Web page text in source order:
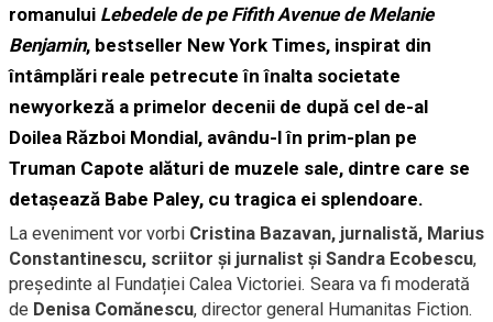
romanului Lebedele de pe Fifith Avenue de Melanie
Benjamin, bestseller New York Times, inspirat din
întâmplări reale petrecute în înalta societate
newyorkeză a primelor decenii de după cel de-al
Doilea Război Mondial, avându-l în prim-plan pe
Truman Capote alături de muzele sale, dintre care se
detașează Babe Paley, cu tragica ei splendoare.
La eveniment vor vorbi Cristina Bazavan, jurnalistă, Marius
Constantinescu, scriitor și jurnalist și Sandra Ecobescu,
președinte al Fundației Calea Victoriei. Seara va fi moderată
de Denisa Comănescu, director general Humanitas Fiction.